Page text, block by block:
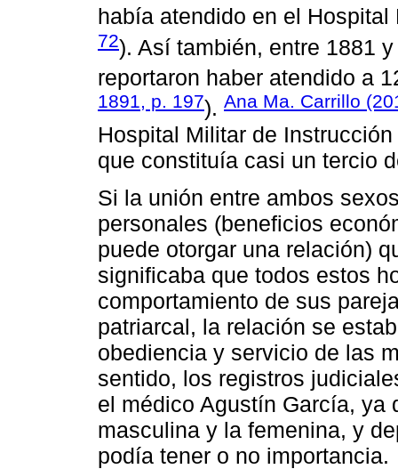
había atendido en el
72). Así también, entre 1881
reportaron haber atendido a
1891, p. 197). Ana Ma. Carrillo
Hospital Militar de
que constituía casi un tercio
Si la unión entre ambos
personales (beneficios
puede otorgar una relación)
significaba que todos estos
comportamiento de sus
patriarcal, la relación se
obediencia y servicio de las
sentido, los registros
el médico Agustín García, ya
masculina y la femenina, y
podía tener o no importancia.